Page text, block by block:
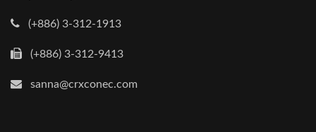
(+886) 3-312-1913
(+886) 3-312-9413
sanna@crxconec.com